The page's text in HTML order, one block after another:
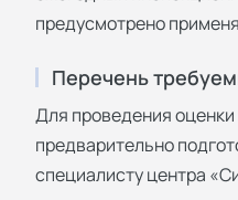
предусмотрено
Перечень
Для проведения
предварительно
специалисту центра